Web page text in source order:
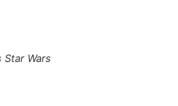
Star Wars